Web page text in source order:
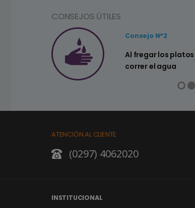
CONSEJOS ÚTILES
Consejo Nº2
Al fregar los
correr el agua
ATENCIÓN AL CLIENTE
(0297) 4062020
INSTITUCIONAL